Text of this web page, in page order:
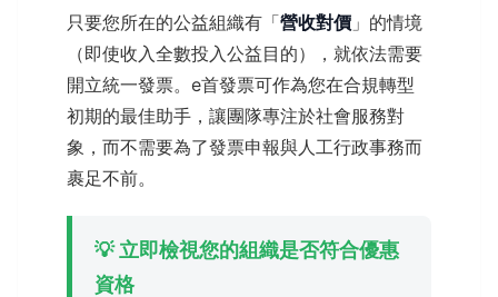
只要您所在的公益組織有「營收對價 」的情境
（即使收入全數投入公益目的），就依法需要
開立統一發票。e首發票可作為您在合規轉型
初期的最佳助手，讓團隊專注於社會服務對
象，而不需要為了發票申報與人工行政事務而
裹足不前。
💡 立即檢視您的組織是否符合優惠
資格